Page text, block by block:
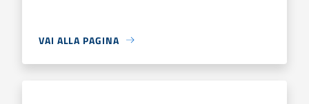
VAI ALLA PAGINA